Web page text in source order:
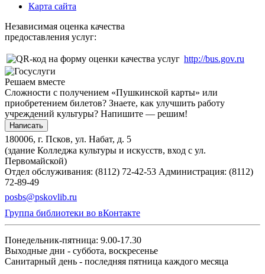
Карта сайта
Независимая оценка качества
предоставления услуг:
http://bus.gov.ru
Решаем вместе
Сложности с получением «Пушкинской карты» или
приобретением билетов? Знаете, как улучшить работу
учреждений культуры? Напишите — решим!
Написать
180006, г. Псков, ул. Набат, д. 5
(здание Колледжа культуры и искусств, вход с ул.
Первомайской)
Отдел обслуживания: (8112) 72-42-53 Администрация: (8112)
72-89-49
posbs@pskovlib.ru
Группа библиотеки во вКонтакте
Понедельник-пятница: 9.00-17.30
Выходные дни - суббота, воскресенье
Санитарный день - последняя пятница каждого месяца